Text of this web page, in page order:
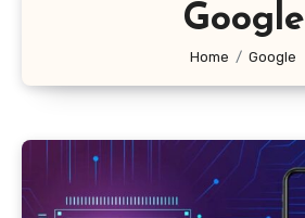
Google
Home Google